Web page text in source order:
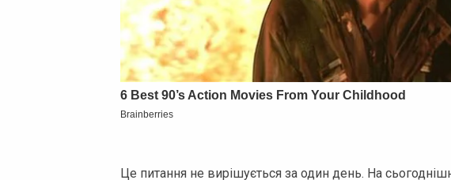
Це питання не вирішується за один день. На